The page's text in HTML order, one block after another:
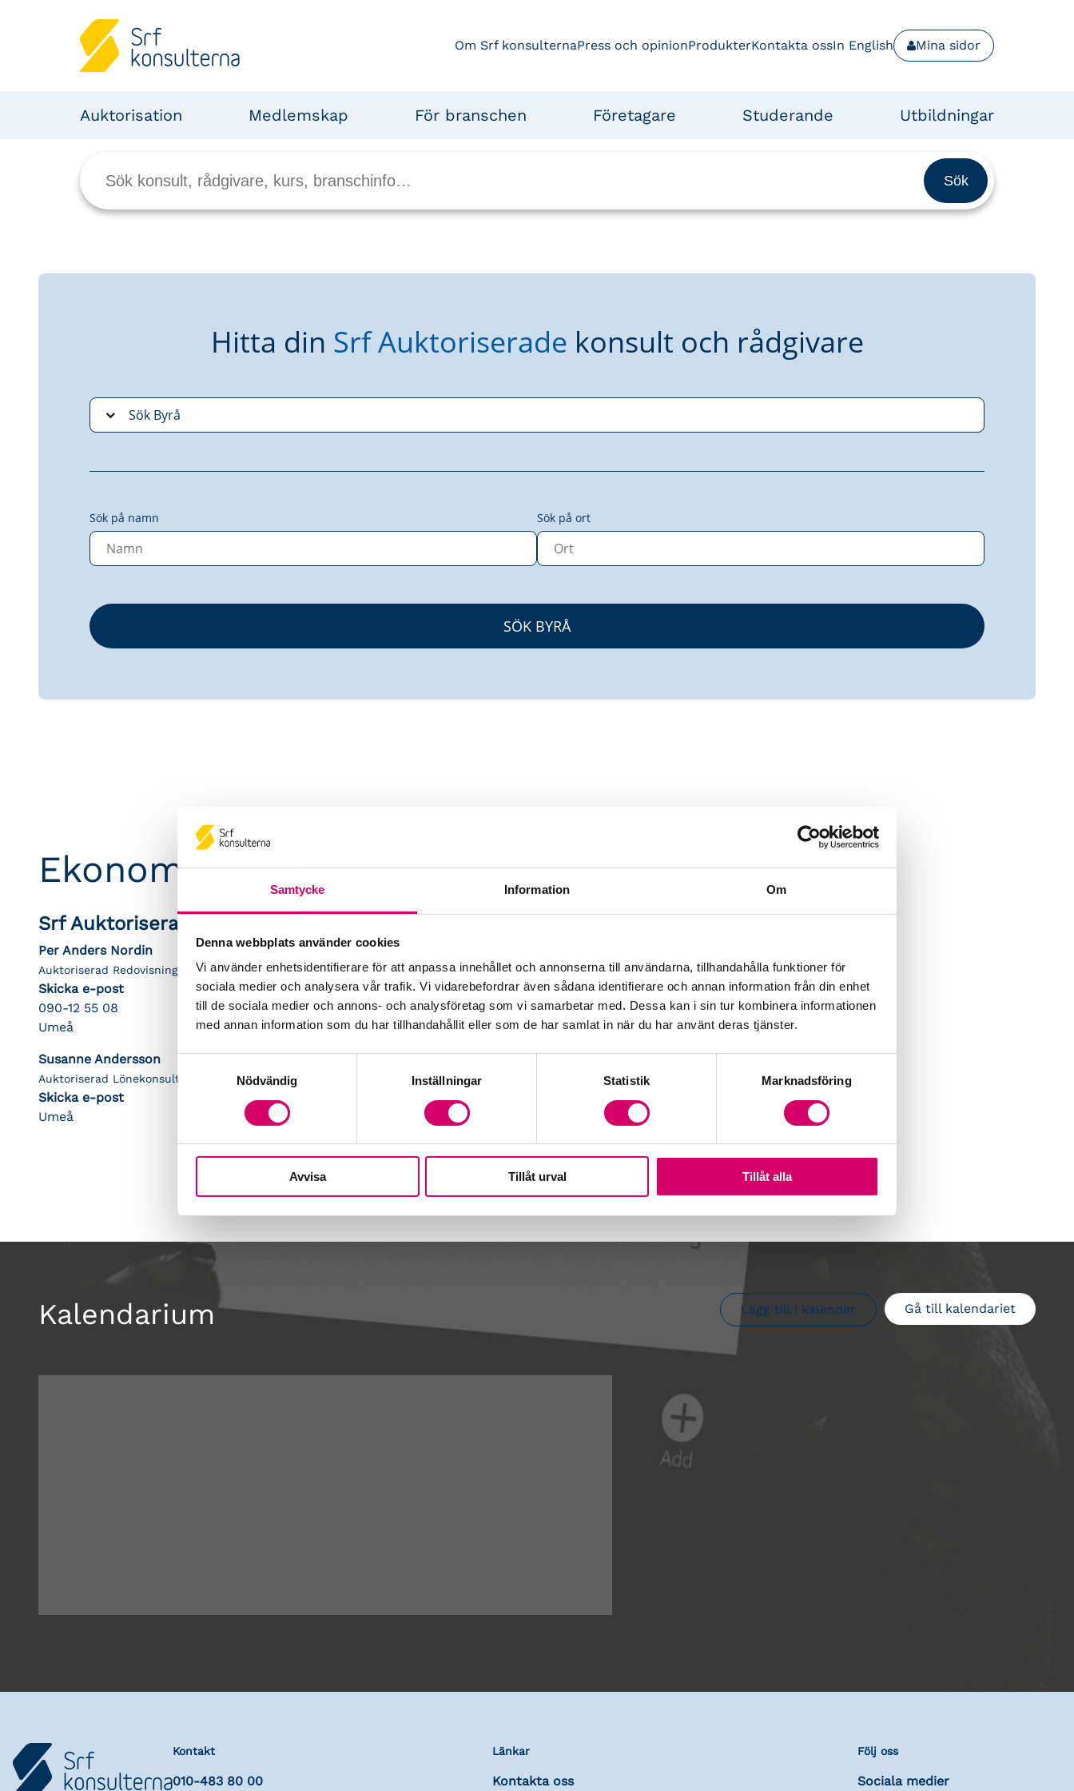
Samtycke Information Om
Denna webbplats använder cookies
Vi använder enhetsidentifierare för att anpassa innehållet och annonserna till användarna, tillhandahålla funktioner för
sociala medier och analysera vår trafik. Vi vidarebefordrar även sådana identifierare och annan information från din enhet
till de sociala medier och annons- och analysföretag som vi samarbetar med. Dessa kan i sin tur kombinera informationen
med annan information som du har tillhandahållit eller som de har samlat in när du har använt deras tjänster.
Nödvändig
Inställningar Statistik Marknadsföring
Avvisa Tillåt urval Tillåt alla
Om Srf konsulternaPress och opinionProdukterKontakta ossIn English Mina sidor
Auktorisation Medlemskap För branschen Företagare Studerande Utbildningar
Hitta din Srf Auktoriserade konsult och rådgivare
Sök på namn Sök på ort
Ekonomipartner Umeå AB
Srf Auktoriserade konsulter
Per Anders Nordin
Auktoriserad Redovisnings- och Lönekonsult
Skicka e-post
090-12 55 08
Umeå
Susanne Andersson
Auktoriserad Lönekonsult
Skicka e-post
Umeå
Webbadress
Kalendarium Gå till kalendariet
Lägg till i kalender
Kontakt
010-483 80 00
Länkar
Kontakta oss
Följ oss
Sociala medier